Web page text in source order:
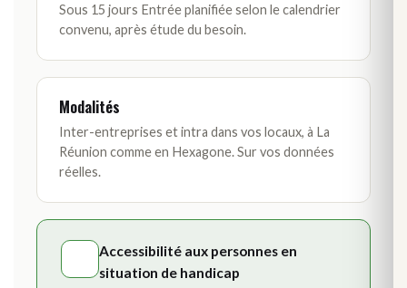
Sous 15 jours Entrée planifiée selon le calendrier
convenu, après étude du besoin.
Modalités
Inter-entreprises et intra dans vos locaux, à La
Réunion comme en Hexagone. Sur vos données
réelles.
Accessibilité aux personnes en
situation de handicap